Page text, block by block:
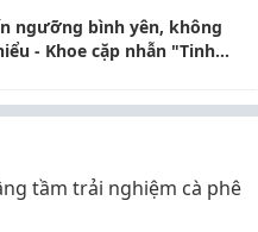
ngưỡng bình yên, không
- Khoe cặp nhẫn "Tinh
tầm trải nghiệm cà phê